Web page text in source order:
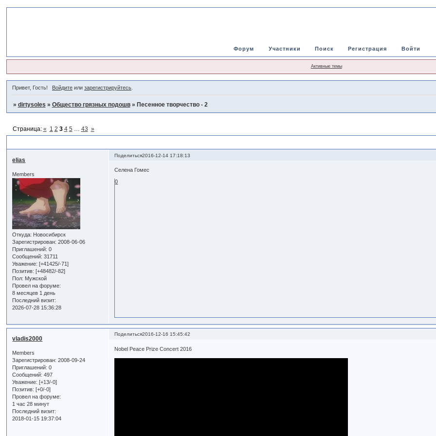
Форум Участники Поиск Регистрация Войти
Активные темы
Привет, Гость! Войдитеили зарегистрируйтесь.
» dirtysoles » Общество грязных подошв » Песенное творчество - 2
Страница: « 1 2 3 4 5 … 43 »
Поделиться2016-12-14 17:18:13
elias
Members
Откуда: Новосибирск
Зарегистрирован: 2008-06-06
Приглашений: 0
Сообщений: 31711
Уважение: [+41425/-71]
Позитив: [+48482/-82]
Пол: Мужской
Провел на форуме:
8 месяцев 1 день
Последний визит:
2026-07-28 15:36:28
Селена Гомес
0
Поделиться2016-12-16 15:45:42
vladis2000
Members
Зарегистрирован: 2008-09-24
Приглашений: 0
Сообщений: 497
Уважение: [+13/-0]
Позитив: [+0/-0]
Провел на форуме:
1 час 28 минут
Последний визит:
2018-01-15 19:37:04
Nobel Peace Prize Concert 2016